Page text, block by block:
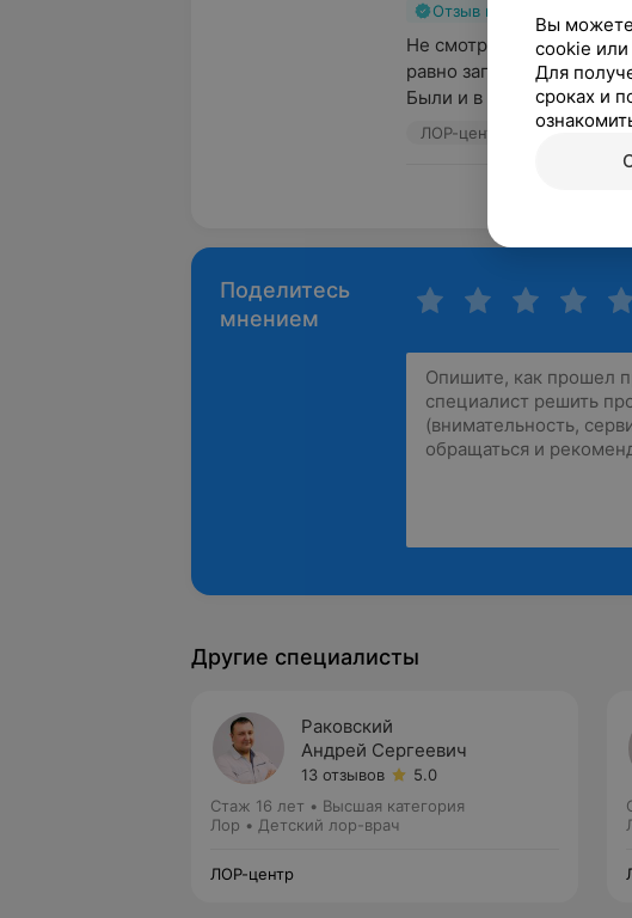
Отзыв подтвержден
Не смотря на разные
равно записались, и не
Были и в Минске в
ЛОР-центр, ул. Жесткова,
Поделитесь
мнением
Другие специалисты
Раковский
Андрей Сергеевич
13 отзывов
5.0
Стаж 16 лет • Высшая категория
Лор • Детский лор-врач
ЛОР-центр
Вы можете
cookie или
Для
сроках и